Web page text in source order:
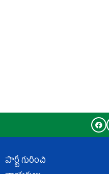
పార్టీ గురించి